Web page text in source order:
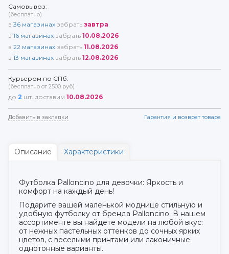
Самовывоз:
(бесплатно)
в 36 магазинах забрать завтра
в 16 магазинах забрать 10.08.2026
в 22 магазинах забрать 11.08.2026
в 13 магазинах забрать 12.08.2026
Курьером по СПб:
(бесплатно от 2500 руб)
до 2 шт. доставим 10.08.2026
Добавить в закладки Гарантия и возврат товара
Описание Характеристики
Футболка Palloncino для девочки: Яркость и
комфорт на каждый день!
Подарите вашей маленькой моднице стильную и
удобную футболку от бренда Palloncino. В нашем
ассортименте вы найдете модели на любой вкус:
от нежных пастельных оттенков до сочных ярких
цветов, с веселыми принтами или лаконичные
однотонные варианты.